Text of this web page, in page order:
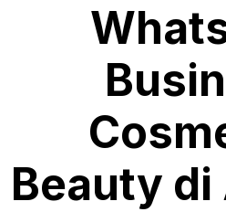
Beauty